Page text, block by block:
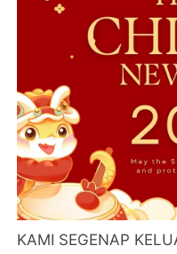
KAMI SEGENAP